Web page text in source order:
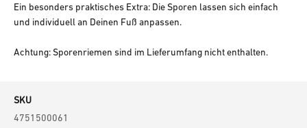
Ein besonders praktisches Extra: Die Sporen lassen sich einfach
und individuell an Deinen Fuß anpassen.
Achtung: Sporenriemen sind im Lieferumfang nicht enthalten.
SKU
4751500061